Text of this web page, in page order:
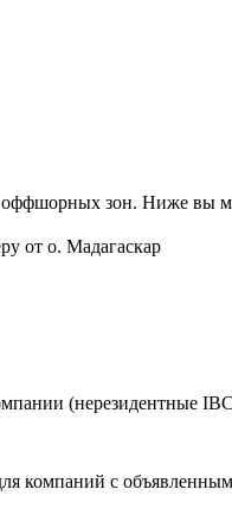
оффшорных зон. Ниже
от о. Мадагаскар
(нерезидентные
компаний с